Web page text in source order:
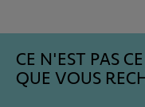
CE N'EST PAS CE
QUE VOUS